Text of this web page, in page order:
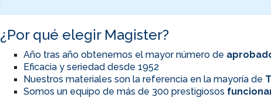
¿Por qué elegir Magister?
Año tras año obtenemos el mayor número de
Eficacia y seriedad desde 1952
Nuestros materiales son la referencia en la mayoría de
Somos un equipo de más de 300 prestigiosos